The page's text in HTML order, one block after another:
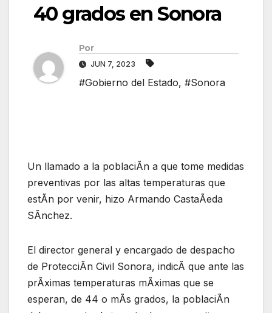
40 grados en Sonora
Por
JUN 7, 2023
#Gobierno del Estado, #Sonora
Un llamado a la poblaciÃn a que tome medidas
preventivas por las altas temperaturas que
estÃn por venir, hizo Armando CastaÃeda
SÃnchez.
El director general y encargado de despacho
de ProtecciÃn Civil Sonora, indicÃ que ante las
prÃximas temperaturas mÃximas que se
esperan, de 44 o mÃs grados, la poblaciÃn